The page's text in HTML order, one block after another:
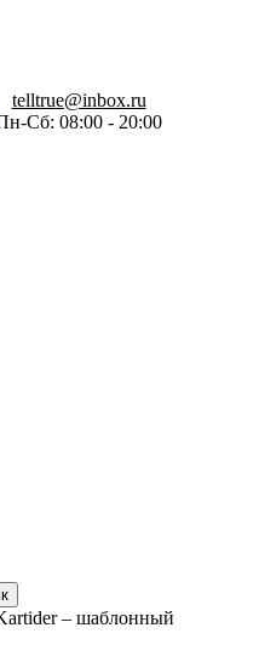
telltrue@inbox.ru
Сб: 08:00 - 20:00
– шаблонный